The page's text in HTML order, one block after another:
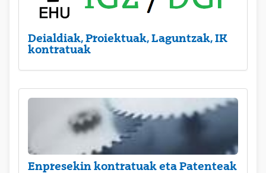
Deialdiak, Proiektuak, Laguntzak, IK
kontratuak
Enpresekin kontratuak eta Patenteak